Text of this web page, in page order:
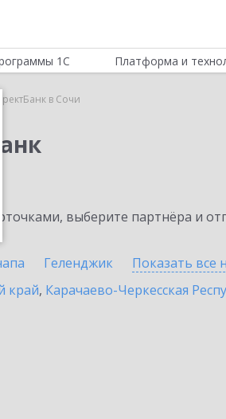
1С Платформа и
в Сочи
выберите партнёра и
Геленджик Показать все
край, Карачаево-Черкесская